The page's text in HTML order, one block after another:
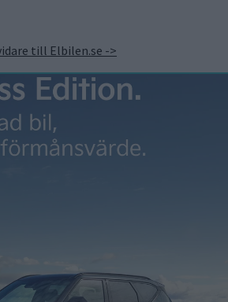
till Elbilen.se ->
av Elbilen –